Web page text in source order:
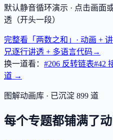
默认静音循环演示 · 点击画面
透（开头一段）
完整看「两数之和」· 动画 +
兄逐行讲透 + 多语言代码 →
换一道看： #206 反转链表#42
道 →
图解动画库 · 已沉淀 899 道
每个专题都铺满了